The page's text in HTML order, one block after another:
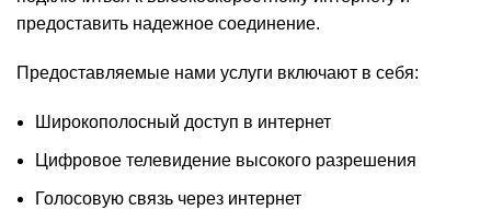
предоставить надежное соединение.
Предоставляемые нами услуги включают в себя:
Широкополосный доступ в интернет
Цифровое телевидение высокого разрешения
Голосовую связь через интернет